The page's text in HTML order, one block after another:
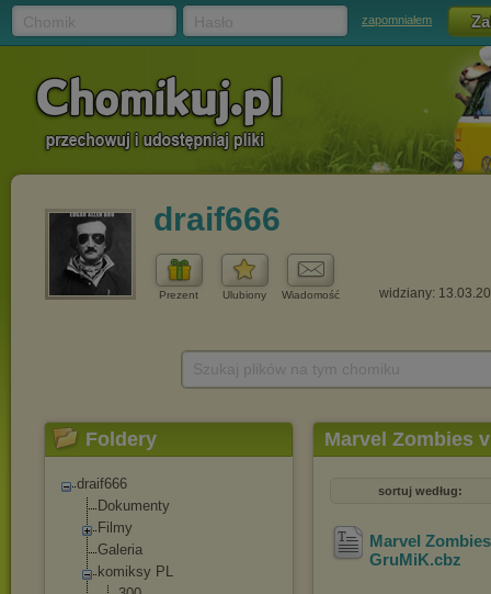
zapomniałem
draif666
Prezent Ulubiony Wiadomość widziany:
Foldery
draif666
Dokumenty
Filmy
Galeria
komiksy PL
Marvel Zombies
sortuj według:
Marvel
GruMiK.cbz